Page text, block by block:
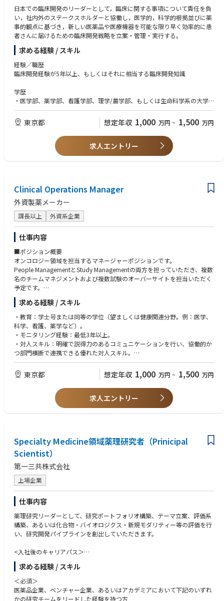
日本での臨床開発のリーダーとして，臨床に関する事項について責任を負
い，社内外のステークスホルダーと協働し，医学的，科学的根拠並びに薬
事的観点に基づき，新しい医薬品や医療機器を可能な限り早く効率的に患
者さんに届けるための臨床開発戦略を立案・管理・実行する。
求める経験 / スキル
経験／職歴
臨床開発経験が5年以上、もしくはそれに相当する臨床開発知識
学歴
・医学部、薬学部、看護学部、理学/農学部、もしくは生命科学系の大学
学部卒かそれ以上（修士、博士号保持者はなお可）
・医師、獣医師、薬剤師等、生命科学に関連する学位・免許取得者が望ま
しい
・担当領域における開発経験、もしくはそれに相当する臨床知識及び/又
東京都 想定年収 1,000 万円 ~ 1,500 万円
求人エントリー
Clinical Operations Manager
外資製薬メーカー
課長以上 外資系企業
仕事内容
■ポジション概要
オンコロジー領域を担当するマネージャーポジションです。
People ManagementとStudy Managementの両方を担っていただき、複数
名のチームマネジメントおよび複数試験のオーバーサイトを担当いただく
予定です。
また、開発戦略部門やメディカル部門など社内外の多くのステークホルダ
ーとの連携が発生し、グローバルチームとの協働機会も豊富なポジション
です。
求める経験 / スキル
・教育：学士号または同等の学位（望ましくは健康関連分野。例：医学、
科学、看護、薬学など）。
・モニタリング経験：最低3年以上。
・対人スキル：明確で説得力のあるコミュニケーションを行い、協働的か
つ部門横断で連携できる優れた対人スキル。
・柔軟性：変化する要件に柔軟に対応し、信頼できる関係およびパートナ
ーシップを構築・活用できる。
・チームプレーヤー：積極的で前向きなチームプレーヤーであることを示
・計画・組織力：強い計画力および組織力を有している。
・領域・フェーズ経験：複数の治療領域および試験フェーズにまたがる経
あり、個人・チームのパフォーマンス向上のために、透明性がありタイム
リーなフィードバックを提供できる。
・イノベーションとプロセス改善：イノベーションを推進し、継続的なプ
ロセス改善を行える。
・誠実さとコンプライアンス：AbbVieのビジネス行動規範およびリーダー
シップ価値観に従い、誠実に行動できる。
・リスク・不確実性への対応：リスクや不確実性に対しても問題なく対応
でき、必要に応じて進路を変更できる。
・意思決定：利用可能なデータと情報に基づき、タイムリーかつ質の高い
意思決定を行える。
・自律性：自立して業務を遂行し、主導・当事者意識（オーナーシップ）
を持って行動できる。
東京都 想定年収 1,000 万円 ~ 1,500 万円
求人エントリー
Specialty Medicine領域薬理研究者（Prinicipal
Scientist）
第一三共株式会社
上場企業
仕事内容
薬理研究リーダーとして、研究ポートフォリオ構築、テーマ立案、評価系
構築、あるいは化合物・バイオロジクス・新規モダリティー等の評価を行
い、研究開発パイプラインを創出していただきます。
<入社後のキャリアパス＞
●スペシャルティ領域のテーマ立案・創薬研究チームリーダー
●グループ長補佐
求める経験 / スキル
＜必須＞
医薬品企業、ベンチャー企業、あるいはアカデミアにおいて下記のいずれ
かの研究チームをリードした経験を持つ方